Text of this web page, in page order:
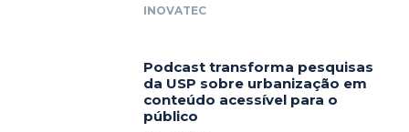
INOVATEC
Podcast transforma pesquisas
da USP sobre urbanização em
conteúdo acessível para o
público